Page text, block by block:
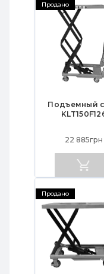
Продано
Подъемный
22 885грн
Продано